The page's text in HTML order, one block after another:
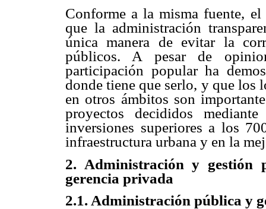
Conforme a la misma fuente,
que la administración
única manera de evitar la
públicos. A pesar de
participación popular ha
donde tiene que serlo, y que los
en otros ámbitos son
proyectos decididos
inversiones superiores a los
infraestructura urbana y en la
2. Administración y gestión
gerencia privada
2.1. Administración pública y